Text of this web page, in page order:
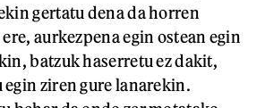
gertatu dena da horren
aurkezpena egin ostean egin
batzuk haserretu ez dakit,
egin ziren gure lanarekin.